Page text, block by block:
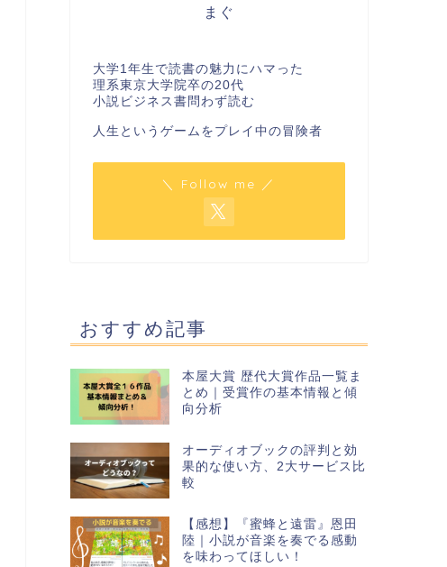
まぐ
大学1年生で読書の魅力にハマった
理系東京大学院卒の20代
小説ビジネス書問わず読む
人生というゲームをプレイ中の冒険者
＼ Follow me ／
おすすめ記事
本屋大賞 歴代大賞作品一覧ま
とめ｜受賞作の基本情報と傾
向分析
オーディオブックの評判と効
果的な使い方、2大サービス比
較
【感想】『蜜蜂と遠雷』恩田
陸｜小説が音楽を奏でる感動
を味わってほしい！